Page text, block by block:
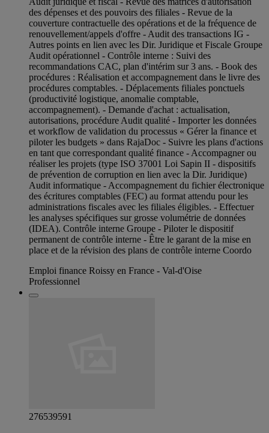
des dépenses et des pouvoirs des filiales - Revue de la
couverture contractuelle des opérations et de la fréquence de
renouvellement/appels d'offre - Audit des transactions IG -
Autres points en lien avec les Dir. Juridique et Fiscale Groupe
Audit opérationnel - Contrôle interne : Suivi des
recommandations CAC, plan d'intérim sur 3 ans. - Book des
procédures : Réalisation et accompagnement dans le livre des
procédures comptables. - Déplacements filiales ponctuels
(productivité logistique, anomalie comptable,
accompagnement). - Demande d'achat : actualisation,
autorisations, procédure Audit qualité - Importer les données
et workflow de validation du processus « Gérer la finance et
piloter les budgets » dans RajaDoc - Suivre les plans d'actions
en tant que correspondant qualité finance - Accompagner ou
réaliser les projets (type ISO 37001 Loi Sapin II - dispositifs
de prévention de corruption en lien avec la Dir. Juridique)
Audit informatique - Accompagnement du fichier électronique
des écritures comptables (FEC) au format attendu pour les
administrations fiscales avec les filiales éligibles. - Effectuer
les analyses spécifiques sur grosse volumétrie de données
(IDEA). Contrôle interne Groupe - Piloter le dispositif
permanent de contrôle interne - Être le garant de la mise en
place et de la révision des plans de contrôle interne Coordo
Emploi finance Roissy en France - Val-d'Oise
Professionnel
276539591